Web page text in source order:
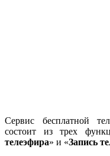
Сервис бесплатной
состоит из трех
телеэфира» и «Запись